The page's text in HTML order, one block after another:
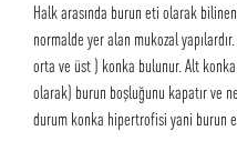
Halk arasında burun eti olarak
normalde yer alan mukozal
orta ve üst ) konka bulunur. Alt
olarak) burun boşluğunu kapatır ve
durum konka hipertrofisi yani burun